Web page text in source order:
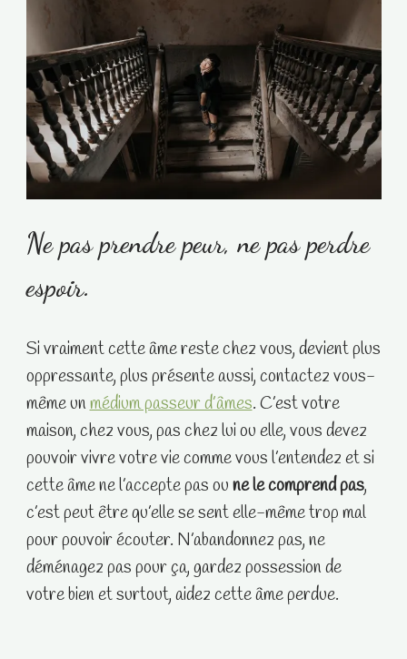
Ne pas prendre peur, ne pas perdre
espoir.
Si vraiment cette âme reste chez vous, devient plus
oppressante, plus présente aussi, contactez vous-
même unmédium passeur d’âmes. C’est votre
maison, chez vous, pas chez lui ou elle, vous devez
pouvoir vivre votre vie comme vous l’entendez et si
cette âme ne l’accepte pas oune le comprend pas,
c’est peut être qu’elle se sent elle-même trop mal
pour pouvoir écouter. N’abandonnez pas, ne
déménagez pas pour ça, gardez possession de
votre bien et surtout, aidez cette âme perdue.